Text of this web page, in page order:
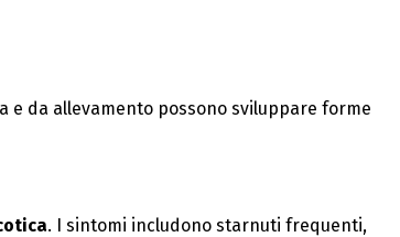
e da allevamento possono sviluppare forme
. I sintomi includono starnuti frequenti,